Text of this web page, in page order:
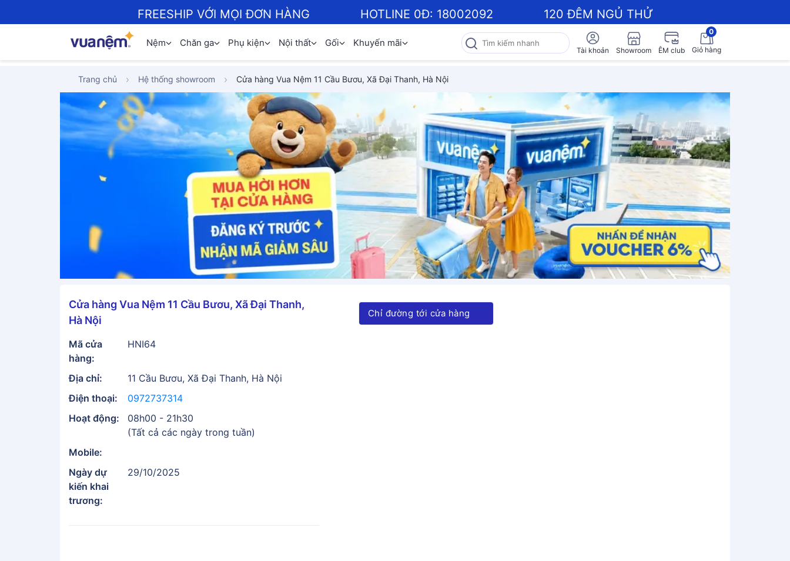
FREESHIP VỚI MỌI ĐƠN HÀNG HOTLINE 0Đ: 18002092 120 ĐÊM NGỦ THỬ
Nệm Chăn ga Phụ kiện Nội thất Gối Khuyến mãi
Tài khoản Showroom ÊM club
0
Giỏ hàng
Trang chủ Hệ thống showroom Cửa hàng Vua Nệm 11 Cầu Bươu, Xã Đại Thanh, Hà Nội
Chỉ đường tới cửa hàng
Cửa hàng Vua Nệm 11 Cầu Bươu, Xã Đại Thanh,
Hà Nội
Mã cửa
hàng:
HNI64
Địa chỉ:
11 Cầu Bươu, Xã Đại Thanh, Hà Nội
Điện thoại:
0972737314
Hoạt động:
08h00 - 21h30
(Tất cả các ngày trong tuần)
Mobile:
Ngày dự
kiến khai
trương:
29/10/2025